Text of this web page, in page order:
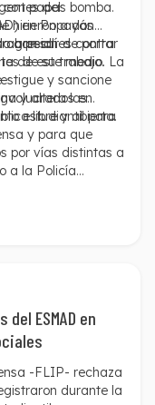
papas bomba.
hirieron a dos
allí
del
en Popayán
a pesar de portar
de este medio. La
y sancione
en
agresiones contra
de su trabajo.
y altera las
libre y abierta.
estudiantil para
y para que
por vías distintas a
a la Policía
la prensa y tome
ESMAD en
-FLIP- rechaza
durante la